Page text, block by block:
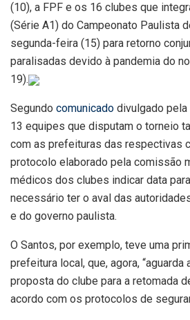
(10), a FPF e os 16 clubes que
(Série A1) do Campeonato Paulista
segunda-feira (15) para retorno
paralisadas devido à pandemia do
19).
Segundo comunicado divulgado
13 equipes que disputam o torneio
com as prefeituras das respectivas
protocolo elaborado pela comissão
médicos dos clubes indicar data
necessário ter o aval das
e do governo paulista.
O Santos, por exemplo, teve uma
prefeitura local, que, agora,
proposta do clube para a retomada
acordo com os protocolos de